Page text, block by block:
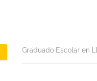
Graduado Escolar en